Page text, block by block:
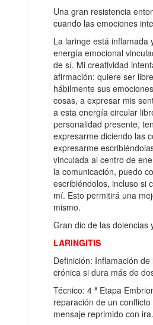
Una gran resistencia
cuando las emociones
La laringe está inflamada
energía emocional
de sí. Mi creatividad
afirmación: quiere ser
hábilmente sus
cosas, a expresar mis
a esta energía circular
personalidad presente,
expresarme diciendo las
expresarme
vinculada al centro de
la comunicación, puedo
escribiéndolos, incluso si
mí. Esto permitirá una
mismo.
Gran dic de las dolencias
LARINGITIS
Definición: Inflamación
crónica si dura más de
Técnico: 4 ª Etapa
reparación de un
mensaje reprimido con ira.